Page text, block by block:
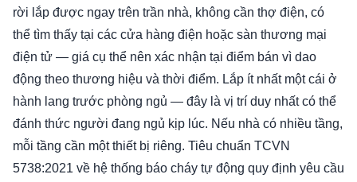
rời lắp được ngay trên trần nhà, không cần thợ điện, có
thể tìm thấy tại các cửa hàng điện hoặc sàn thương mại
điện tử — giá cụ thể nên xác nhận tại điểm bán vì dao
động theo thương hiệu và thời điểm. Lắp ít nhất một cái ở
hành lang trước phòng ngủ — đây là vị trí duy nhất có thể
đánh thức người đang ngủ kịp lúc. Nếu nhà có nhiều tầng,
mỗi tầng cần một thiết bị riêng. Tiêu chuẩn TCVN
5738:2021 về hệ thống báo cháy tự động quy định yêu cầu